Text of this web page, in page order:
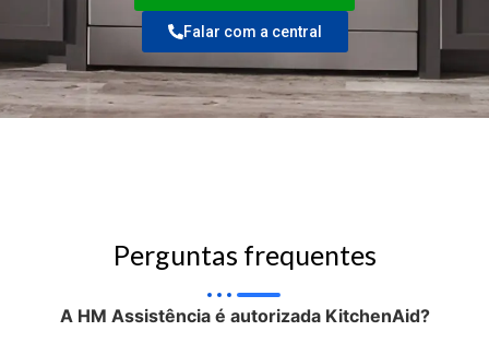
Falar com a central
Perguntas frequentes
A HM Assistência é autorizada KitchenAid?